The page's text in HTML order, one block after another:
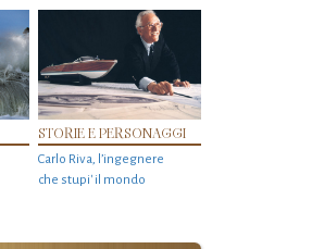
STORIE E PERSONAGGI
Carlo Riva, l’ingegnere
che stupi' il mondo